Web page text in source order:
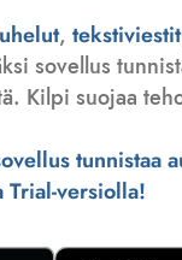
, tekstiviestit
sovellus
Kilpi suojaa
tunnistaa
Trial-versiolla!